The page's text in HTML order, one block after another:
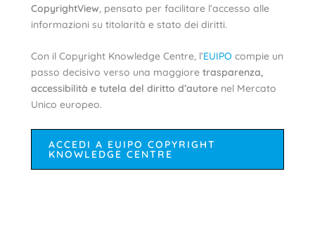
CopyrightView, pensato per facilitare l’accesso alle
informazioni su titolarità e stato dei diritti.
Con il Copyright Knowledge Centre, l’EUIPO compie un
passo decisivo verso una maggiore trasparenza,
accessibilità e tutela del diritto d’autore nel Mercato
Unico europeo.
ACCEDI A EUIPO COPYRIGHT
KNOWLEDGE CENTRE